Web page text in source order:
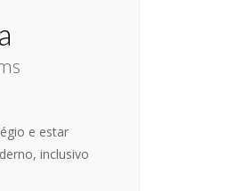
e estar
inclusivo